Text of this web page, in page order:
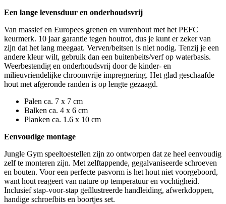
Een lange levensduur en onderhoudsvrij
Van massief en Europees grenen en vurenhout met het PEFC
keurmerk. 10 jaar garantie tegen houtrot, dus je kunt er zeker van
zijn dat het lang meegaat. Verven/beitsen is niet nodig. Tenzij je een
andere kleur wilt, gebruik dan een buitenbeits/verf op waterbasis.
Weerbestendig en onderhoudsvrij door de kinder- en
milieuvriendelijke chroomvrije impregnering. Het glad geschaafde
hout met afgeronde randen is op lengte gezaagd.
Palen ca. 7 x 7 cm
Balken ca. 4 x 6 cm
Planken ca. 1.6 x 10 cm
Eenvoudige montage
Jungle Gym speeltoestellen zijn zo ontworpen dat ze heel eenvoudig
zelf te monteren zijn. Met zelftappende, gegalvaniseerde schroeven
en bouten. Voor een perfecte pasvorm is het hout niet voorgeboord,
want hout reageert van nature op temperatuur en vochtigheid.
Inclusief stap-voor-stap geïllustreerde handleiding, afwerkdoppen,
handige schroefbits en boortjes set.